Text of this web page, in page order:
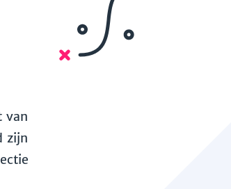
van
zijn